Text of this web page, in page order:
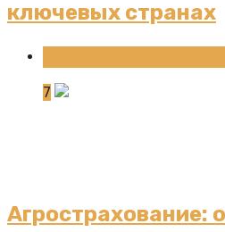
ключевых странах
7
Агрострахование: